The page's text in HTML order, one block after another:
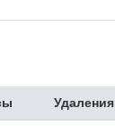
Удаления